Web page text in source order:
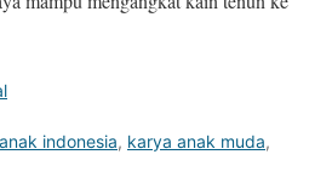
indonesia, karya anak muda,